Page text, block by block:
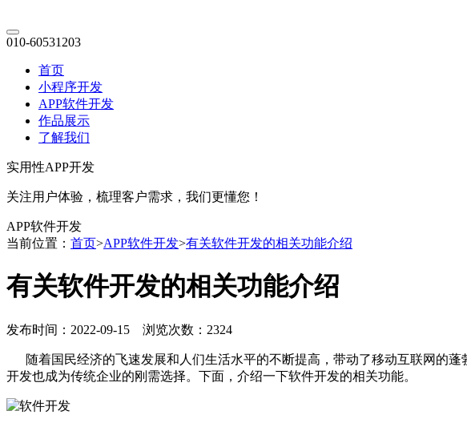
010-60531203
首页
小程序开发
APP软件开发
作品展示
了解我们
实用性APP开发
关注用户体验，梳理客户需求，我们更懂您！
APP软件开发
当前位置： 首页>APP软件开发>有关软件开发的相关功能介绍
有关软件开发的相关功能介绍
发布时间：2022-09-15 浏览次数：2324
随着国民经济的飞速发展和人们生活水平的不断提高，带动了移动互联网的蓬
开发也成为传统企业的刚需选择。下面，介绍一下软件开发的相关功能。